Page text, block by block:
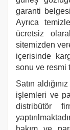
garanti
Ayrıca
ücretsiz
sitemizden
içerisinde
sonu ve resmi
Satın
işlemleri ve
distribütör